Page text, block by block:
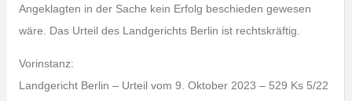
Angeklagten in der Sache kein Erfolg beschieden gewesen
wäre. Das Urteil des Landgerichts Berlin ist rechtskräftig.
Vorinstanz:
Landgericht Berlin – Urteil vom 9. Oktober 2023 – 529 Ks 5/22